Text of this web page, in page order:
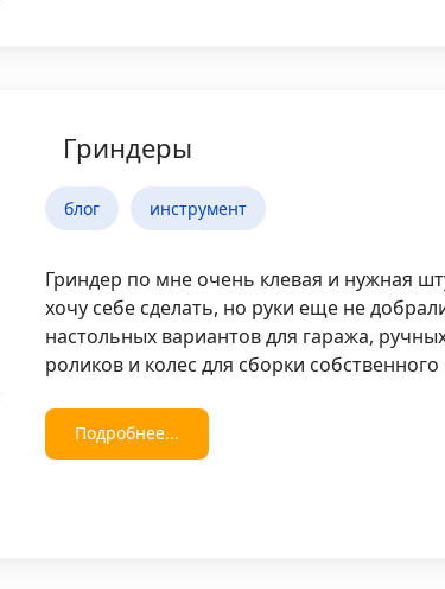
Гриндеры
блог инструмент
Гриндер по мне очень клевая и нужная
хочу себе сделать, но руки еще не
настольных вариантов для гаража,
роликов и колес для сборки
Подробнее...